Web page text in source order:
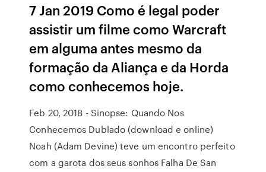
7 Jan 2019 Como é legal poder
assistir um filme como Warcraft
em alguma antes mesmo da
formação da Aliança e da Horda
como conhecemos hoje.
Feb 20, 2018 - Sinopse: Quando Nos
Conhecemos Dublado (download e online)
Noah (Adam Devine) teve um encontro perfeito
com a garota dos seus sonhos Falha De San